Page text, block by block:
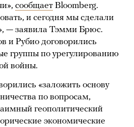
сообщает Bloomberg.
и сегодня мы сделали
— заявила Тэмми Брюс.
и Рубио договорились
группы по урегулированию
войны.
«заложить основу
по вопросам,
геополитический
экономические